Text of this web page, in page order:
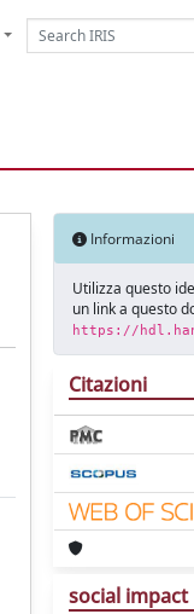
Informazioni
Utilizza questo
un link a questo
https://
Citazioni
social impact